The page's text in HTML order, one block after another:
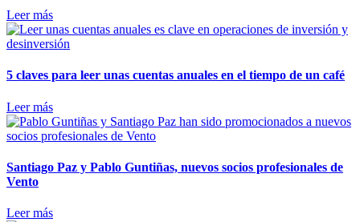
Leer más
5 claves para leer unas cuentas anuales en el tiempo de un café
Leer más
Santiago Paz y Pablo Guntiñas, nuevos socios profesionales de
Vento
Leer más